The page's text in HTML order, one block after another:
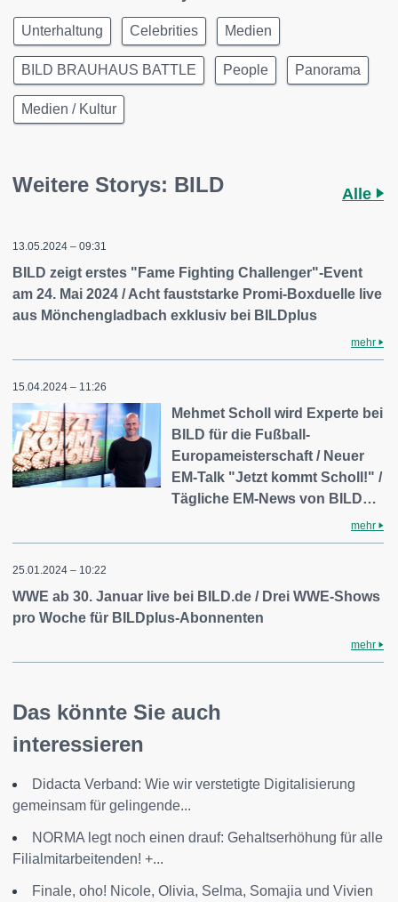
Unterhaltung Celebrities Medien
BILD BRAUHAUS BATTLE People Panorama
Medien / Kultur
Weitere Storys: BILD Alle
13.05.2024 – 09:31
BILD zeigt erstes "Fame Fighting Challenger"-Event
am 24. Mai 2024 / Acht fauststarke Promi-Boxduelle live
aus Mönchengladbach exklusiv bei BILDplus
mehr
15.04.2024 – 11:26
Mehmet Scholl wird Experte bei
BILD für die Fußball-
Europameisterschaft / Neuer
EM-Talk "Jetzt kommt Scholl!" /
Tägliche EM-News von BILD…
mehr
25.01.2024 – 10:22
WWE ab 30. Januar live bei BILD.de / Drei WWE-Shows
pro Woche für BILDplus-Abonnenten
mehr
Das könnte Sie auch
interessieren
Didacta Verband: Wie wir verstetigte Digitalisierung
gemeinsam für gelingende...
NORMA legt noch einen drauf: Gehaltserhöhung für alle
Filialmitarbeitenden! +...
Finale, oho! Nicole, Olivia, Selma, Somajia und Vivien